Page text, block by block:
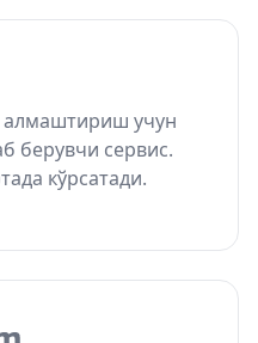
алмаштириш учун
берувчи сервис.
кўрсатади.